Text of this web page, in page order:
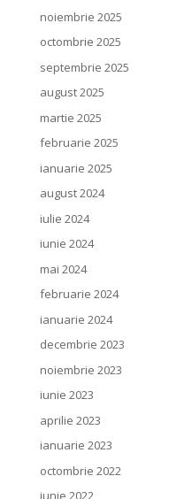
noiembrie 2025
octombrie 2025
septembrie 2025
august 2025
martie 2025
februarie 2025
ianuarie 2025
august 2024
iulie 2024
iunie 2024
mai 2024
februarie 2024
ianuarie 2024
decembrie 2023
noiembrie 2023
iunie 2023
aprilie 2023
ianuarie 2023
octombrie 2022
iunie 2022